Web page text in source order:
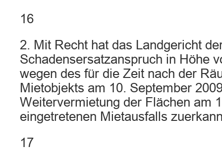
16
2. Mit Recht hat das Landgericht
Schadensersatzanspruch in Höhe
wegen des für die Zeit nach der
Mietobjekts am 10. September
Weitervermietung der Flächen am
eingetretenen Mietausfalls
17